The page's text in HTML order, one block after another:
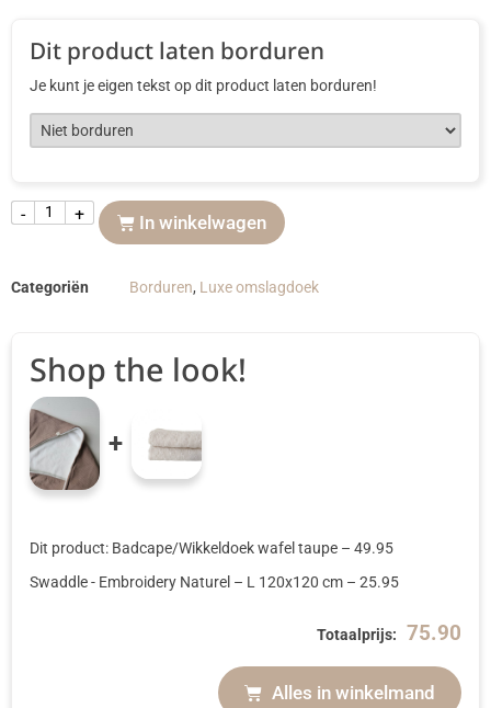
Dit product laten borduren
Je kunt je eigen tekst op dit product laten borduren!
- + In winkelwagen
Categoriën Borduren, Luxe omslagdoek
Shop the look!
+
Totaalprijs: 75.90
Alles in winkelmand
Dit product: Badcape/Wikkeldoek wafel taupe – 49.95
Swaddle - Embroidery Naturel – L 120x120 cm – 25.95